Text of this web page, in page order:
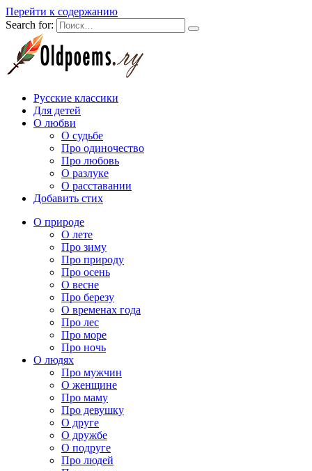
Перейти к содержанию
Search for:
Русские классики
Для детей
О любви
О судьбе
Про одиночество
Про любовь
О разлуке
О расставании
Добавить стих
О природе
О лете
Про зиму
Про природу
Про осень
О весне
Про березу
О временах года
Про лес
Про море
Про ночь
О людях
Про мужчин
О женщине
Про маму
Про девушку
О друге
О дружбе
О подруге
Про людей